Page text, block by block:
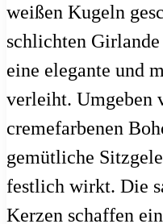
weißen Kugeln
schlichten
eine elegante und
verleiht. Umgeben
cremefarbenen
gemütliche
festlich wirkt. Die
Kerzen schaffen